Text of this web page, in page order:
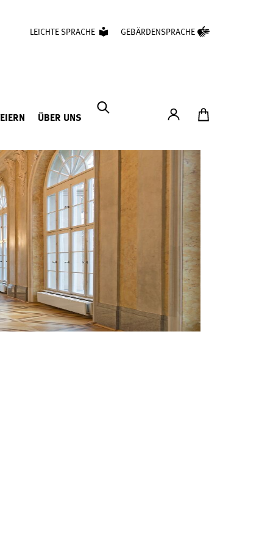
LEICHTE SPRACHE GEBÄRDENSPRACHE
ÜBER UNS
Konto Zum Ticketshop